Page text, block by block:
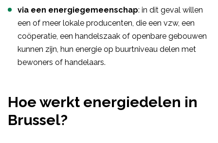
via een energiegemeenschap: in dit geval willen
een of meer lokale producenten, die een vzw, een
coöperatie, een handelszaak of openbare gebouwen
kunnen zijn, hun energie op buurtniveau delen met
bewoners of handelaars.
Hoe werkt energiedelen in
Brussel?